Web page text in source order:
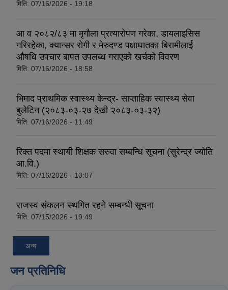
मिति: 07/16/2026 - 19:18
आ व २०८२/८३ मा मृगौला प्रत्यारोपण गरेका, डायलाइसिस
गरिरहेका, क्यान्सर रोगी र मेरुदण्ड पक्षाघातका बिरामीलाई
औषधि उपचार बापत उपलब्ध गराएको खर्चको विवरण
मिति: 07/16/2026 - 18:58
भिमाद प्राथमिक स्वास्थ्य केन्द्र- साप्ताहिक स्वास्थ्य सेवा
बुलेटिन (२०८३-०३-२७ देखी २०८३-०३-३२)
मिति: 07/16/2026 - 11:49
रिक्त पदमा स्थायी शिक्षक सरुवा सम्बन्धि सूचना (सुरेन्द्र ज्योति
आ.वि.)
मिति: 07/16/2026 - 10:07
राजस्व संकलन स्थगित रहने सम्बन्धी सूचना
मिति: 07/15/2026 - 19:49
अन्य
जन प्रतिनिधि